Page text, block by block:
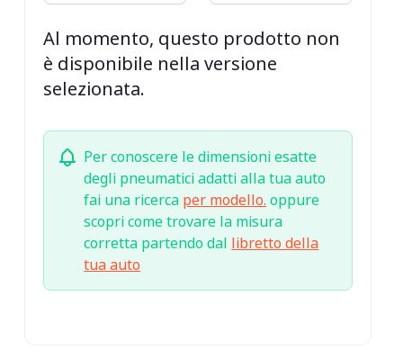
Al momento, questo prodotto non
è disponibile nella versione
selezionata.
Per conoscere le dimensioni esatte
degli pneumatici adatti alla tua auto
fai una ricerca per modello. oppure
scopri come trovare la misura
corretta partendo dal libretto della
tua auto